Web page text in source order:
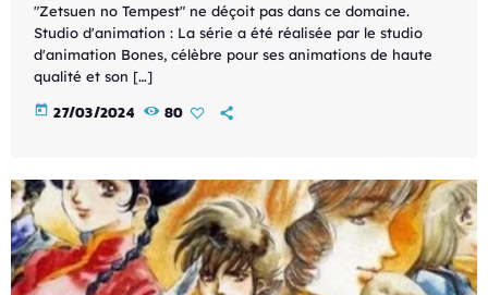
"Zetsuen no Tempest" ne déçoit pas dans ce domaine.
Studio d'animation : La série a été réalisée par le studio
d'animation Bones, célèbre pour ses animations de haute
qualité et son […]
today 27/03/2024 80